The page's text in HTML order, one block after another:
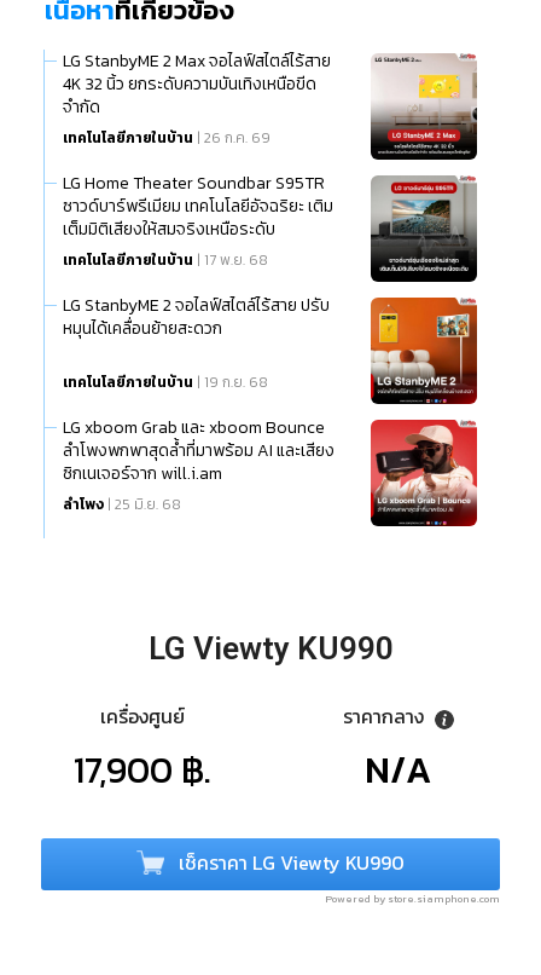
เนื้อหาที่เกี่ยวข้อง
LG StanbyME 2 Max จอไลฟ์สไตล์ไร้สาย
4K 32 นิ้ว ยกระดับความบันเทิงเหนือขีด
จำกัด
เทคโนโลยีภายในบ้าน | 26 ก.ค. 69
LG Home Theater Soundbar S95TR
ซาวด์บาร์พรีเมียม เทคโนโลยีอัจฉริยะ เติม
เต็มมิติเสียงให้สมจริงเหนือระดับ
เทคโนโลยีภายในบ้าน | 17 พ.ย. 68
LG StanbyME 2 จอไลฟ์สไตล์ไร้สาย ปรับ
หมุนได้เคลื่อนย้ายสะดวก
เทคโนโลยีภายในบ้าน | 19 ก.ย. 68
LG xboom Grab และ xboom Bounce
ลำโพงพกพาสุดล้ำที่มาพร้อม AI และเสียง
ซิกเนเจอร์จาก will.i.am
ลำโพง | 25 มิ.ย. 68
LG Viewty KU990
เครื่องศูนย์
17,900 ฿.
ราคากลาง
N/A
เช็คราคา LG Viewty KU990
Powered by store.siamphone.com